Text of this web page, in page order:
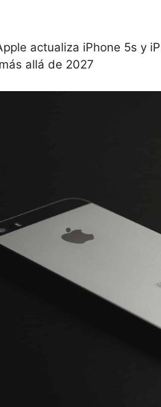
actualiza iPhone 5s y
allá de 2027